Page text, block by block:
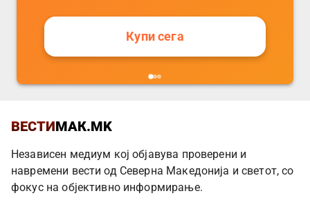
Купи сега
ВЕСТИМАК.MK
Независен медиум кој објавува проверени и
навремени вести од Северна Македонија и светот, со
фокус на објективно информирање.